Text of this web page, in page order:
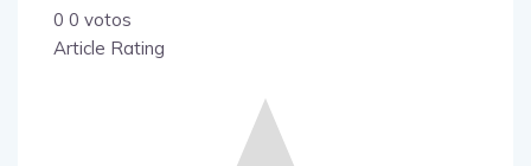
0 0 votos
Article Rating